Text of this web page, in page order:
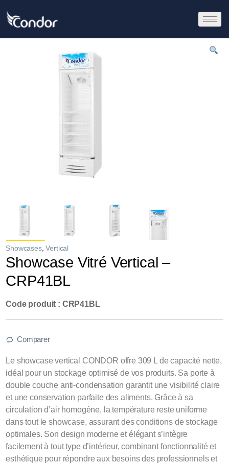
Showcases,Vertical
Showcase Vitré Vertical –
CRP41BL
Code produit : CRP41BL
Comparer
Le showcase vertical CONDOR offre 309 L de capacité nette,
idéal pour un stockage optimisé de vos produits. Sa porte à
double couche anti-condensation garantit une visibilité claire
et une conservation parfaite des aliments. Grâce à sa
circulation d’air homogène, la température reste uniforme
dans tout le showcase, assurant des conditions de stockage
optimales. Son design moderne et élégant s’intègre
facilement à tout type d’intérieur, combinant fonctionnalité et
esthétique pour répondre aux besoins des professionnels et